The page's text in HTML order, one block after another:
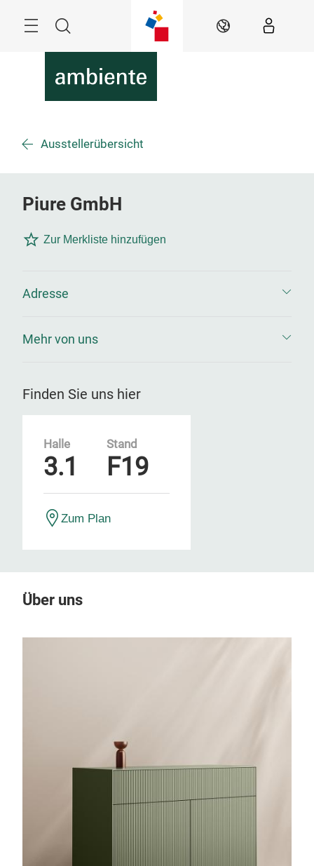
Suche DE
Ausstellerübersicht
Piure GmbH
Zur Merkliste hinzufügen
Adresse
Mehr von uns
Finden Sie uns hier
Halle
3.1
Stand
F19
Zum Plan
Über uns